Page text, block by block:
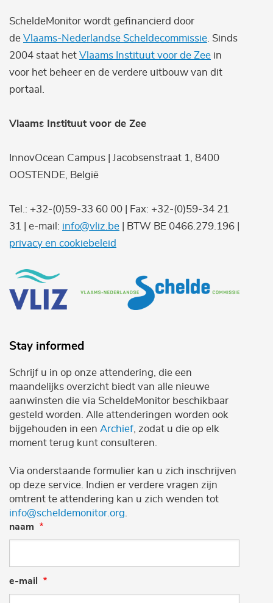
ScheldeMonitor wordt gefinancierd door
de Vlaams-Nederlandse Scheldecommissie . Sinds
2004 staat het Vlaams Instituut voor de Zee in
voor het beheer en de verdere uitbouw van dit
portaal.
Vlaams Instituut voor de Zee
InnovOcean Campus | Jacobsenstraat 1, 8400
OOSTENDE, België
Tel.: +32-(0)59-33 60 00 | Fax: +32-(0)59-34 21
31 | e-mail: info@vliz.be | BTW BE 0466.279.196 |
privacy en cookiebeleid
Stay informed
Schrijf u in op onze attendering, die een
maandelijks overzicht biedt van alle nieuwe
aanwinsten die via ScheldeMonitor beschikbaar
gesteld worden. Alle attenderingen worden ook
bijgehouden in een Archief , zodat u die op elk
moment terug kunt consulteren.
Via onderstaande formulier kan u zich inschrijven
op deze service. Indien er verdere vragen zijn
omtrent te attendering kan u zich wenden tot
info@scheldemonitor.org
naam
e-mail